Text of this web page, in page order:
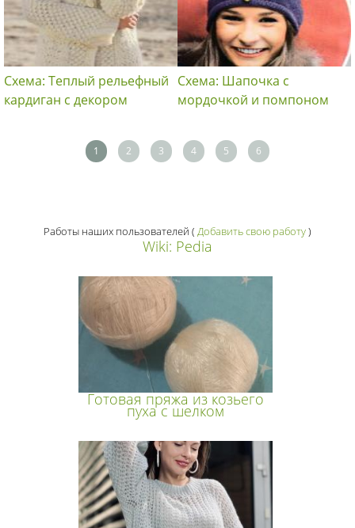
Схема: Теплый рельефный
кардиган с декором
Схема: Шапочка с
мордочкой и помпоном
1 2 3 4 5 6
Работы наших пользователей ( Добавить свою работу)
Wiki: Pedia
Готовая пряжа из козьего
пуха с шелком